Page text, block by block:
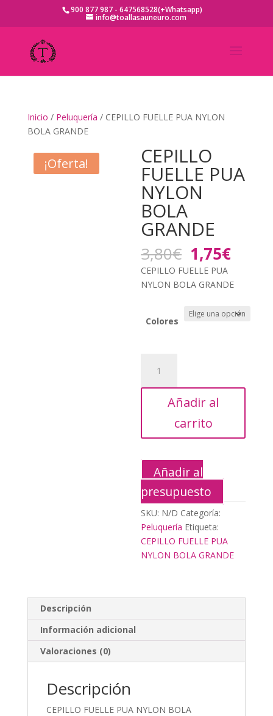
900 877 987 - 647568528(+Whatsapp)
info@toallasauneuro.com
Inicio / Peluquería / CEPILLO FUELLE PUA NYLON
BOLA GRANDE
¡Oferta! CEPILLO
FUELLE PUA
NYLON
BOLA
GRANDE
3,80€ El
precio
original
era:
3,80€.
1,75€El
es:
CEPILLO FUELLE PUA
NYLON BOLA GRANDE
Colores
FUELLE
PUA
NYLON
GRANDE
Añadir al
carrito
Añadir al
presupuesto
SKU: N/D Categoría:
Peluquería Etiqueta:
CEPILLO FUELLE PUA
NYLON BOLA GRANDE
Descripción
Información adicional
Valoraciones (0)
Descripción
CEPILLO FUELLE PUA NYLON BOLA